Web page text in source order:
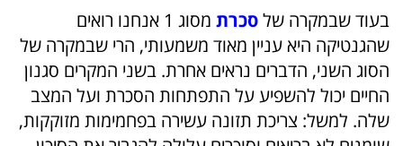
בעוד שבמקרה שלסכרת
מסוג 1 אנחנו רואים
שהגנטיקה היא עניין מאוד משמעותי, הרי שבמקרה של
הסוג השני, הדברים נראים אחרת. בשני המקרים סגנון
החיים יכול להשפיע על התפתחות הסכרת ועל המצב
שלה. למשל: צריכת תזונה עשירה בפחמימות מזוקקות,